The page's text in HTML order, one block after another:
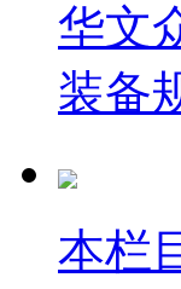
华文
装备
本栏